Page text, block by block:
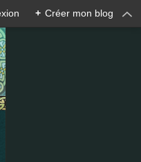
+ Créer mon blog